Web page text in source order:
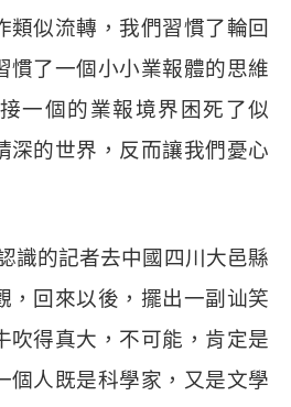
類似流轉，我們習慣了輪回
慣了一個小小業報體的思維
一個的業報境界困死了似
深的世界，反而讓我們憂心
識的記者去中國四川大邑縣
，回來以後，擺出一副讪笑
吹得真大，不可能，肯定是
個人既是科學家，又是文學